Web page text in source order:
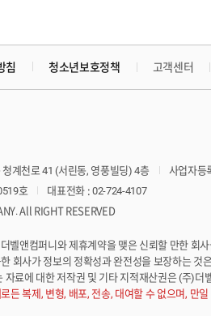
침 청소년보호정책 고객센터
청계천로 41 (서린동, 영풍빌딩) 4층
사업자등
호
대표전화 : 02-724-4107
All RIGHT RESERVED
벨앤컴퍼니와 제휴계약을 맺은 신뢰할 만한 회
회사가 정보의 정확성과 완전성을 보장하는
료에 대한 저작권 및 기타 지적재산권은 (주)더
든 복제, 변형, 배포, 전송, 대여할 수 없으며, 만